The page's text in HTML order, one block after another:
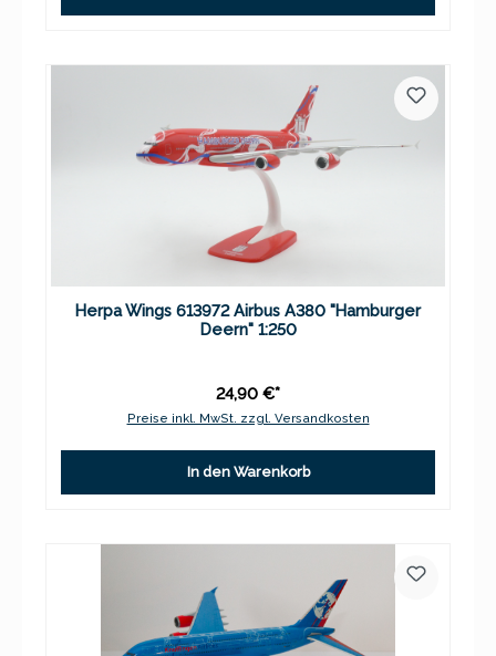
Herpa Wings 613972 Airbus A380 "Hamburger
Deern" 1:250
24,90 €*
Preise inkl. MwSt. zzgl. Versandkosten
In den Warenkorb